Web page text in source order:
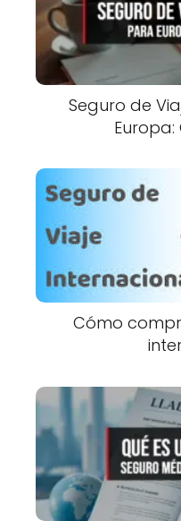
Seguro de
Europa:
Cómo